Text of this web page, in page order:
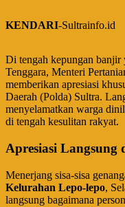
KENDARI-Sultrainfo.id
Di tengah kepungan
Tenggara, Menteri
memberikan apresiasi
Daerah (Polda) Sultra.
menyelamatkan warga
di tengah kesulitan rakyat.
Apresiasi Langsung
​Menerjang sisa-sisa
Kelurahan Lepo-lepo,
langsung bagaimana